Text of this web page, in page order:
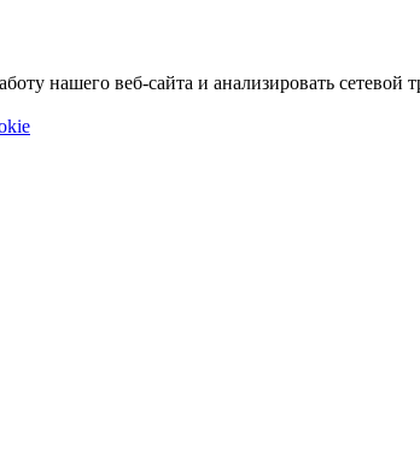
нашего веб-сайта и анализировать сетевой